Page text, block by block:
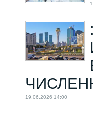
19.06.2026 14:00